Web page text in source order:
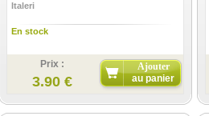
Italeri
En stock
Prix :
3.90 €
Ajouter
au panier